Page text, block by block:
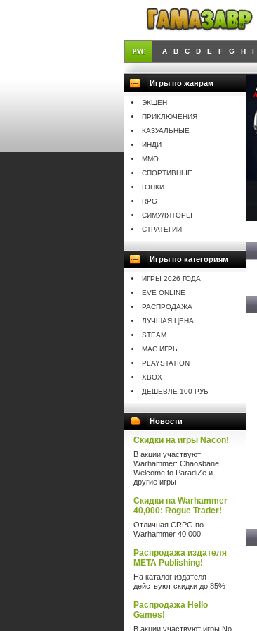
A B C D E F G H I
Игры по жанрам
ЭКШЕН
ПРИКЛЮЧЕНИЯ
КАЗУАЛЬНЫЕ
ИНДИ
MMO
СПОРТИВНЫЕ
ГОНКИ
RPG
СИМУЛЯТОРЫ
СТРАТЕГИИ
Игры по категориям
ИГРЫ 2026 ГОДА
EVE ONLINE
РАСПРОДАЖА
ЛУЧШАЯ ЦЕНА
STEAM
MAC ИГРЫ
PLAYSTATION
XBOX
ДЕШЕВЛЕ 100 РУБ
Новости
Скидки на игры Nacon!
В акции участвуют
Warhammer: Chaosbane,
Welcome to ParadiZe и
другие игры
Скидки на Warhammer
40,000: Rogue Trader!
Отличная CRPG по
Warhammer 40,000!
Распродажа издателя
META Publishing!
На каталог издателя
действуют скидки до 85%
Распродажа Hello
Games!
В акции участвуют игры No